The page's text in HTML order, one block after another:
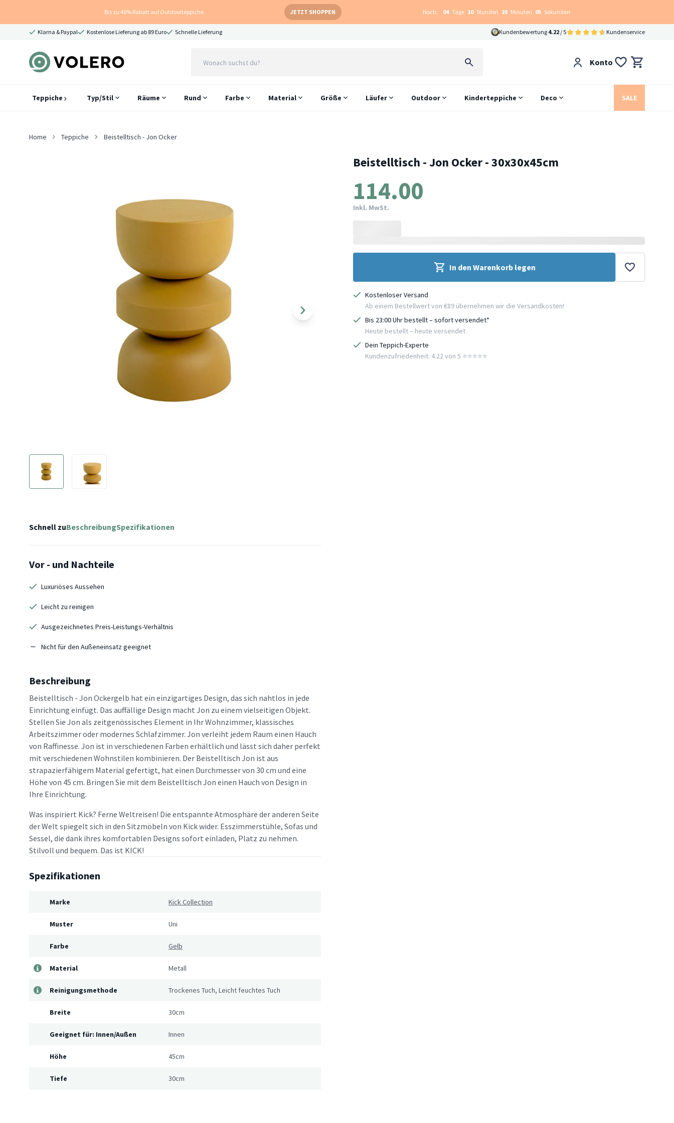
Bis zu 40% Rabatt auf Outdoorteppiche JETZT SHOPPEN Noch: 04 Tage 10 Stunden 28 Minuten 04 Sekunden
Klarna & Paypal Kostenlose Lieferung ab 89 Euro Schnelle Lieferung Kundenbewertung 4.22 / 5 Kundenservice
Konto
Teppiche Typ/Stil Räume Rund Farbe Material Größe Läufer Outdoor Kinderteppiche Deco SALE
Home Teppiche Beistelltisch - Jon Ocker
Beistelltisch - Jon Ocker - 30x30x45cm
114.00
Inkl. MwSt.
In den Warenkorb legen
Kostenloser Versand
Ab einem Bestellwert von €89 übernehmen wir die Versandkosten!
Bis 23:00 Uhr bestellt – sofort versendet*
Heute bestellt – heute versendet
Dein Teppich-Experte
Kundenzufriedenheit: 4.22 von 5 ⭐️⭐️⭐️⭐️⭐️
Schnell zuBeschreibungSpezifikationen
Vor - und Nachteile
Luxuriöses Aussehen
Leicht zu reinigen
Ausgezeichnetes Preis-Leistungs-Verhältnis
Nicht für den Außeneinsatz geeignet
Beschreibung
Beistelltisch - Jon Ockergelb hat ein einzigartiges Design, das sich nahtlos in jede
Einrichtung einfügt. Das auffällige Design macht Jon zu einem vielseitigen Objekt.
Stellen Sie Jon als zeitgenössisches Element in Ihr Wohnzimmer, klassisches
Arbeitszimmer oder modernes Schlafzimmer. Jon verleiht jedem Raum einen Hauch
von Raffinesse. Jon ist in verschiedenen Farben erhältlich und lässt sich daher perfekt
mit verschiedenen Wohnstilen kombinieren. Der Beistelltisch Jon ist aus
strapazierfähigem Material gefertigt, hat einen Durchmesser von 30 cm und eine
Höhe von 45 cm. Bringen Sie mit dem Beistelltisch Jon einen Hauch von Design in
Ihre Einrichtung.
Was inspiriert Kick? Ferne Weltreisen! Die entspannte Atmosphäre der anderen Seite
der Welt spiegelt sich in den Sitzmöbeln von Kick wider. Esszimmerstühle, Sofas und
Sessel, die dank ihres komfortablen Designs sofort einladen, Platz zu nehmen.
Stilvoll und bequem. Das ist KICK!
Spezifikationen
Marke Kick Collection
Muster Uni
Farbe Gelb
Material Metall
Reinigungsmethode Trockenes Tuch, Leicht feuchtes Tuch
Breite 30cm
Geeignet für: Innen/Außen Innen
Höhe 45cm
Tiefe 30cm